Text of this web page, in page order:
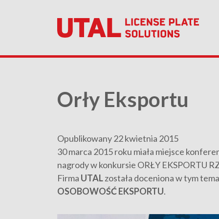
Orły Eksportu
Opublikowany 22 kwietnia 2015
30 marca 2015 roku miała miejsce
nagrody w konkursie ORŁY EKSPORTU
Firma UTALzostała doceniona w tym
OSOBOWOŚĆ EKSPORTU.